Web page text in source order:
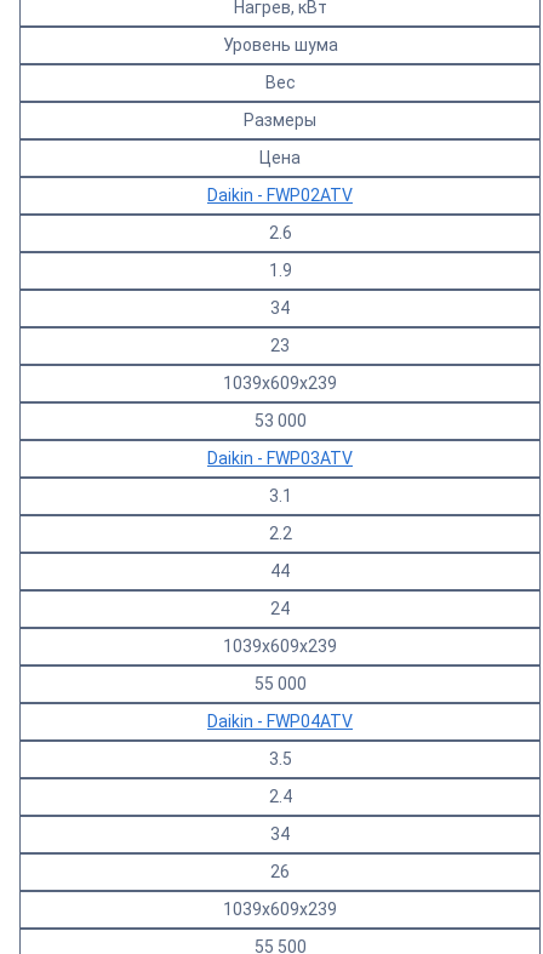
Нагрев, кВт
Уровень шума
Вес
Размеры
Цена
Daikin - FWP02ATV
2.6
1.9
34
23
1039х609х239
53 000
Daikin - FWP03ATV
3.1
2.2
44
24
1039х609х239
55 000
Daikin - FWP04ATV
3.5
2.4
34
26
1039х609х239
55 500